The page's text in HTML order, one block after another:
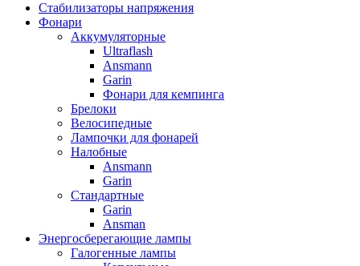
Стабилизаторы напряжения
Фонари
Аккумуляторные
Ultraflash
Ansmann
Garin
Фонари для кемпинга
Брелоки
Велосипедные
Лампочки для фонарей
Налобные
Ansmann
Garin
Стандартные
Garin
Ansman
Энергосберегающие лампы
Галогенные лампы